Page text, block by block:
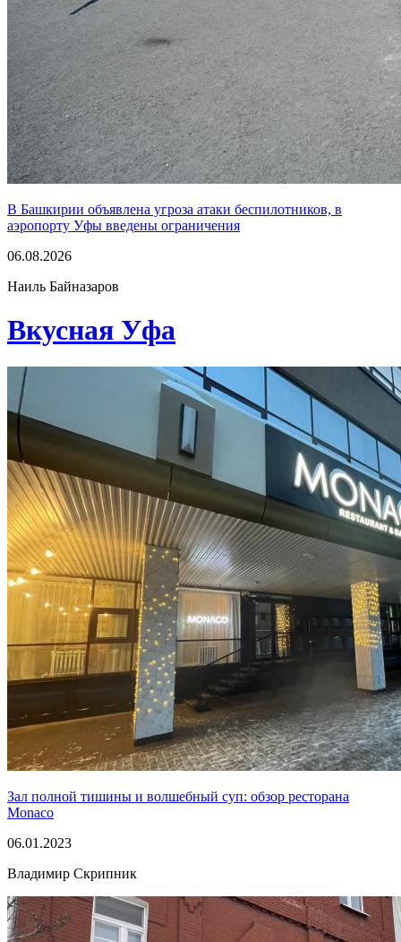
В Башкирии объявлена угроза атаки беспилотников, в
аэропорту Уфы введены ограничения
06.08.2026
Наиль Байназаров
Вкусная Уфа
Зал полной тишины и волшебный суп: обзор ресторана
Monaco
06.01.2023
Владимир Скрипник